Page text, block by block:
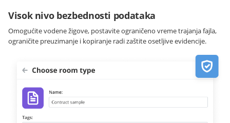
Visok nivo bezbednosti podataka
Omogućite vodene žigove, postavite ograničeno vreme trajanja fajla,
ograničite preuzimanje i kopiranje radi zaštite osetljive evidencije.